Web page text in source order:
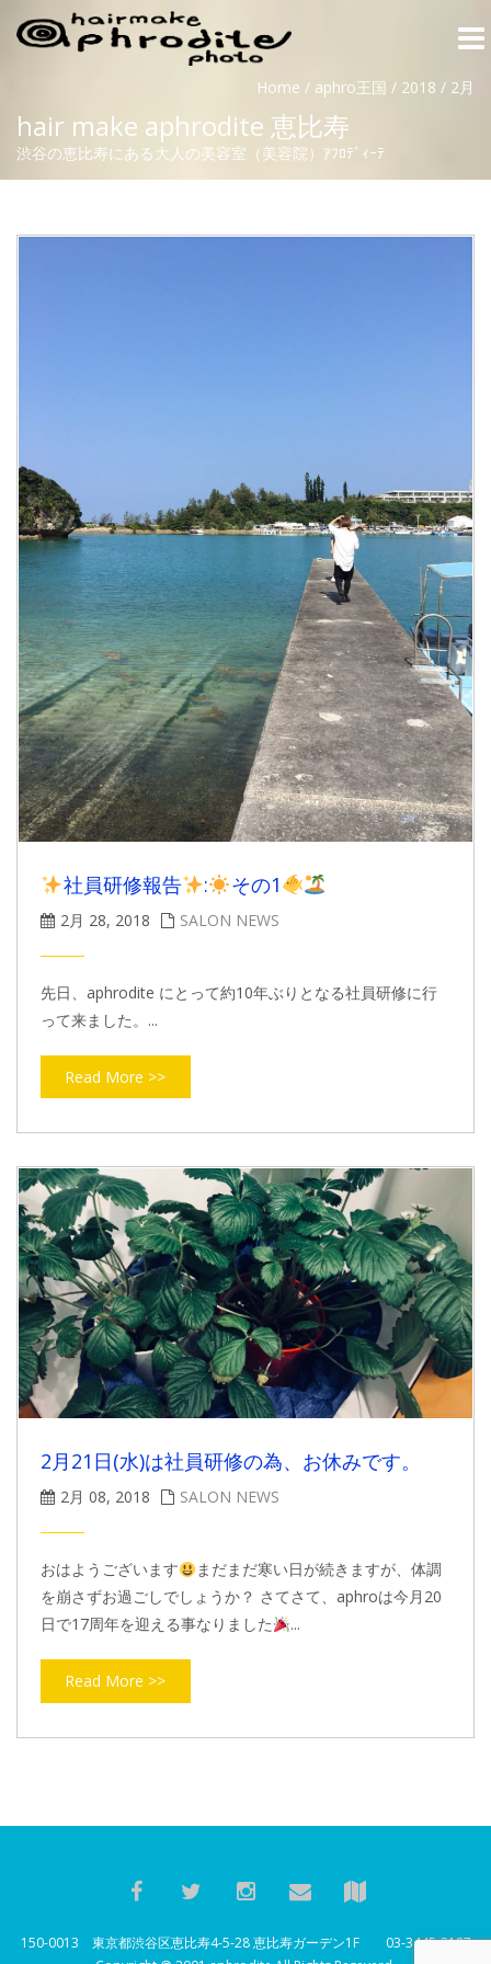
hair make aphrodite 恵比寿
渋谷の恵比寿にある大人の美容室（美容院）ｱﾌﾛﾃﾞｨｰﾃ
Home / aphro王国 / 2018 / 2月
社員研修報告 : その1
2月 28, 2018 SALON NEWS
先日、aphrodite にとって約10年ぶりとなる社員研修に行
って来ました。...
Read More >>
2月21日(水)は社員研修の為、お休みです。
2月 08, 2018 SALON NEWS
おはようございます
まだまだ寒い日が続きますが、体調
を崩さずお過ごしでしょうか？ さてさて、aphroは今月20
日で17周年を迎える事なりました
...
Read More >>
150-0013 東京都渋谷区恵比寿4-5-28 恵比寿ガーデン1F 03-3445-2187